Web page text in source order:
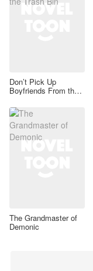
Don’t Pick Up
Boyfriends From the
The Grandmaster of
Demonic